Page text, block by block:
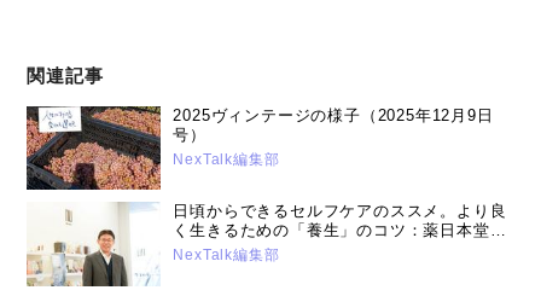
関連記事
2025ヴィンテージの様子（2025年12月9日
号）
NexTalk編集部
日頃からできるセルフケアのススメ。より良
く生きるための「養生」のコツ：薬日本堂漢
方スクール講師・薬剤師鈴木養平先生（2026
NexTalk編集部